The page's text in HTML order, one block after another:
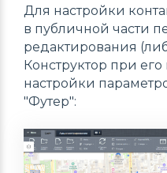
Для настройки
в публичной части
редактирования
Конструктор при
настройки
"Футер":